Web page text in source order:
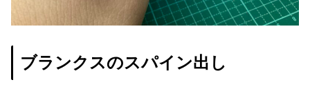
ブランクスのスパイン出し